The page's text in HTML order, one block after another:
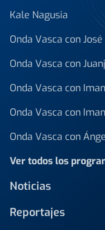
Kale Nagusia
Onda Vasca con
Onda Vasca con
Onda Vasca con
Onda Vasca con
Onda Vasca con
Ver todos los
Noticias
Reportajes